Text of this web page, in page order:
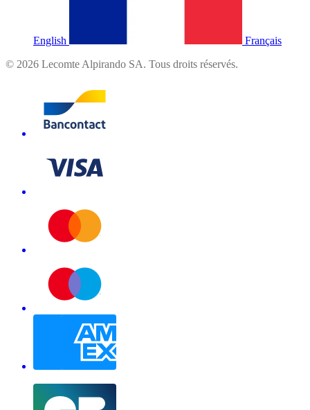
English
Français
© 2026 Lecomte Alpirando SA. Tous droits réservés.